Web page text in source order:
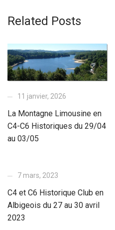
Related Posts
11 janvier, 2026
La Montagne Limousine en
C4-C6 Historiques du 29/04
au 03/05
7 mars, 2023
C4 et C6 Historique Club en
Albigeois du 27 au 30 avril
2023